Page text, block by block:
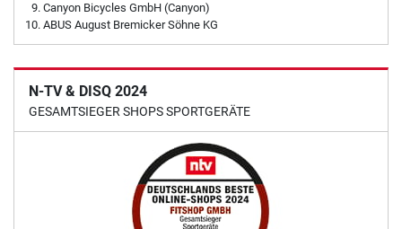
Canyon Bicycles GmbH (Canyon)
ABUS August Bremicker Söhne KG
N-TV & DISQ 2024
GESAMTSIEGER SHOPS SPORTGERÄTE